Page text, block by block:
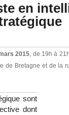
en
2015, de 19h à
de Bretagne et de la
sont
dont